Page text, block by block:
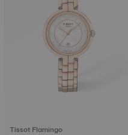
Tissot Flamingo